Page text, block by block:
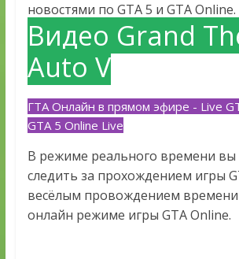
новостями по GTA 5 и GTA Online.
Видео Grand
Auto V
ГТА Онлайн в прямом эфире - Live
GTA 5 Online Live
В режиме реального времени
следить за прохождением игры
весёлым провождением
онлайн режиме игры GTA Online.